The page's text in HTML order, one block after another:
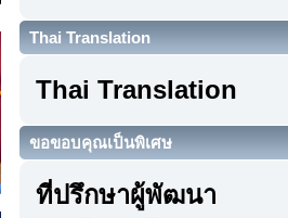
Thai Translation
Thai Translation
ขอขอบคุณเป็นพิเศษ
ที่ปรึกษาผู้พัฒนา